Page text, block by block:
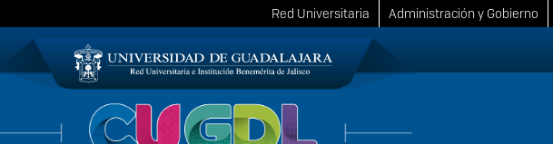
Red Universitaria Administración y Gobierno